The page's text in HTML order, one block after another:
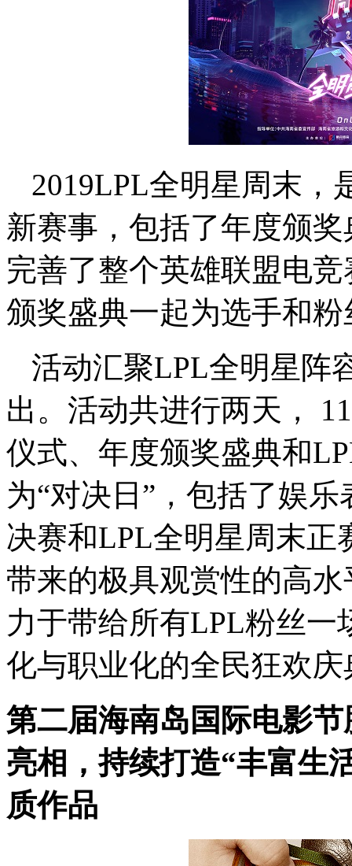
2019LPL全明星周末，
新赛事，包括了年度颁
完善了整个英雄联盟电
颁奖盛典一起为选手和
活动汇聚LPL全明星阵
出。活动共进行两天，
仪式、年度颁奖盛典和
为“对决日”，包括了娱
决赛和LPL全明星周末
带来的极具观赏性的高
力于带给所有LPL粉丝
化与职业化的全民狂欢庆
第二届海南岛国际电影
亮相，持续打造“丰富生
质作品